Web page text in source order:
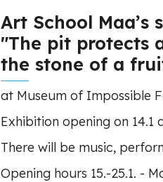
Art School Maa’s
"The pit protects
the stone of a
at Museum of Impossible
Exhibition opening on 14.1
There will be music,
Opening hours 15.-25.1. -